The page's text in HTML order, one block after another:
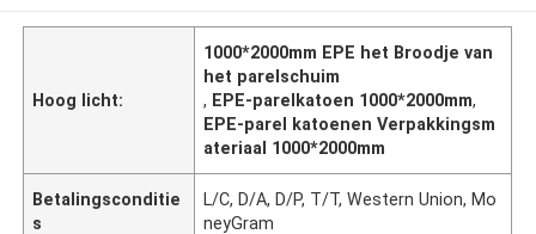
Hoog licht:
1000*2000mm EPE het Broodje van
het parelschuim
, EPE-parelkatoen 1000*2000mm,
EPE-parel katoenen Verpakkingsm
ateriaal 1000*2000mm
Betalingsconditie
s
L/C, D/A, D/P, T/T, Western Union, Mo
neyGram